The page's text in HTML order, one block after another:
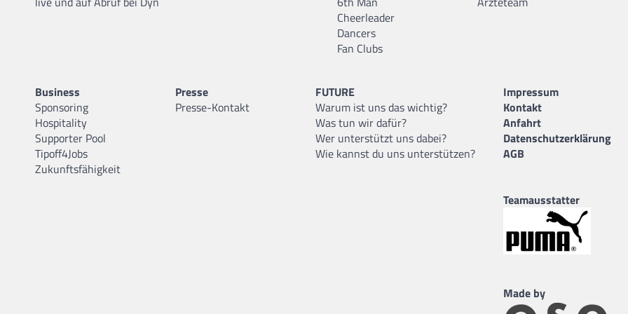
Cheerleader
Dancers
Fan Clubs
Business
Sponsoring
Hospitality
Supporter Pool
Tipoff4Jobs
Zukunftsfähigkeit
Presse
Presse-Kontakt
FUTURE
Warum ist uns das wichtig?
Was tun wir dafür?
Wer unterstützt uns dabei?
Wie kannst du uns unterstützen?
Impressum
Kontakt
Anfahrt
Datenschutzerklärung
AGB
Teamausstatter
Made by